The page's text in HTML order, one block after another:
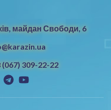
майдан Свободи, 6
309-22-22